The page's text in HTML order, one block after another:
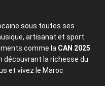
sous toutes ses
artisanat et sport.
comme la CAN 2025
découvrant la richesse du
et vivez le Maroc